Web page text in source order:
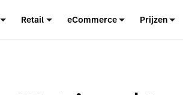
Retail eCommerce Prijzen